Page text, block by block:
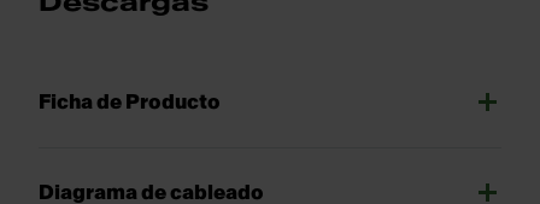
Ficha de Producto
Diagrama de cableado